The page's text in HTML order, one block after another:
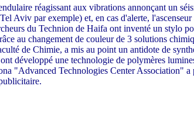
réagissant aux vibrations annonçant un
Aviv par exemple) et, en cas d'alerte,
du Technion de Haifa ont inventé un stylo
au changement de couleur de 3 solutions
de Chimie, a mis au point un antidote de
développé une technologie de polymères
"Advanced Technologies Center Association"